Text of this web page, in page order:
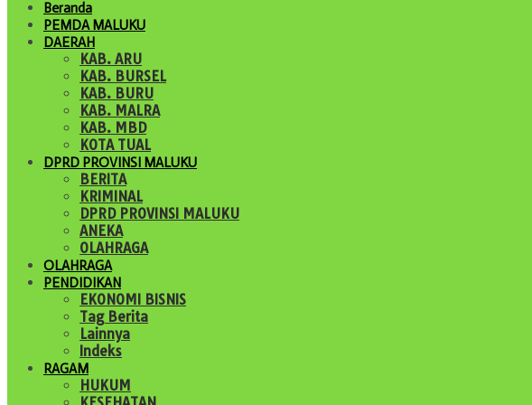
Beranda
PEMDA MALUKU
DAERAH
KAB. ARU
KAB. BURSEL
KAB. BURU
KAB. MALRA
KAB. MBD
KOTA TUAL
DPRD PROVINSI MALUKU
BERITA
KRIMINAL
DPRD PROVINSI MALUKU
ANEKA
OLAHRAGA
OLAHRAGA
PENDIDIKAN
EKONOMI BISNIS
Tag Berita
Lainnya
Indeks
RAGAM
HUKUM